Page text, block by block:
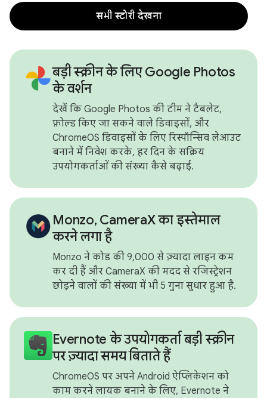
सभी स्टोरी देखना
बड़ी स्क्रीन के लिए Google Photos
के वर्शन
देखें कि Google Photos की टीम ने टैबलेट,
फ़ोल्ड किए जा सकने वाले डिवाइसों, और
ChromeOS डिवाइसों के लिए रिस्पॉन्सिव लेआउट
बनाने में निवेश करके, हर दिन के सक्रिय
उपयोगकर्ताओं की संख्या कैसे बढ़ाई.
Monzo, CameraX का इस्तेमाल
करने लगा है
Monzo ने कोड की 9,000 से ज़्यादा लाइन कम
कर दी हैं और CameraX की मदद से रजिस्ट्रेशन
छोड़ने वालों की संख्या में भी 5 गुना सुधार हुआ है.
Evernote के उपयोगकर्ता बड़ी स्क्रीन
पर ज़्यादा समय बिताते हैं
ChromeOS पर अपने Android ऐप्लिकेशन को
काम करने लायक बनाने के लिए, Evernote ने